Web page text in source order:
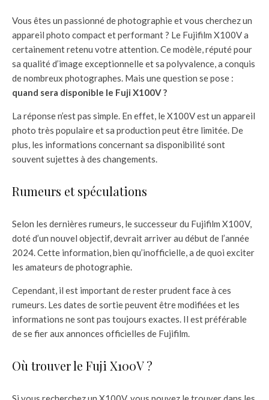
Vous êtes un passionné de photographie et vous cherchez un
appareil photo compact et performant ? Le Fujifilm X100V a
certainement retenu votre attention. Ce modèle, réputé pour
sa qualité d’image exceptionnelle et sa polyvalence, a conquis
de nombreux photographes. Mais une question se pose :
quand sera disponible le Fuji X100V ?
La réponse n’est pas simple. En effet, le X100V est un appareil
photo très populaire et sa production peut être limitée. De
plus, les informations concernant sa disponibilité sont
souvent sujettes à des changements.
Rumeurs et spéculations
Selon les dernières rumeurs, le successeur du Fujifilm X100V,
doté d’un nouvel objectif, devrait arriver au début de l’année
2024. Cette information, bien qu’inofficielle, a de quoi exciter
les amateurs de photographie.
Cependant, il est important de rester prudent face à ces
rumeurs. Les dates de sortie peuvent être modifiées et les
informations ne sont pas toujours exactes. Il est préférable
de se fier aux annonces officielles de Fujifilm.
Où trouver le Fuji X100V ?